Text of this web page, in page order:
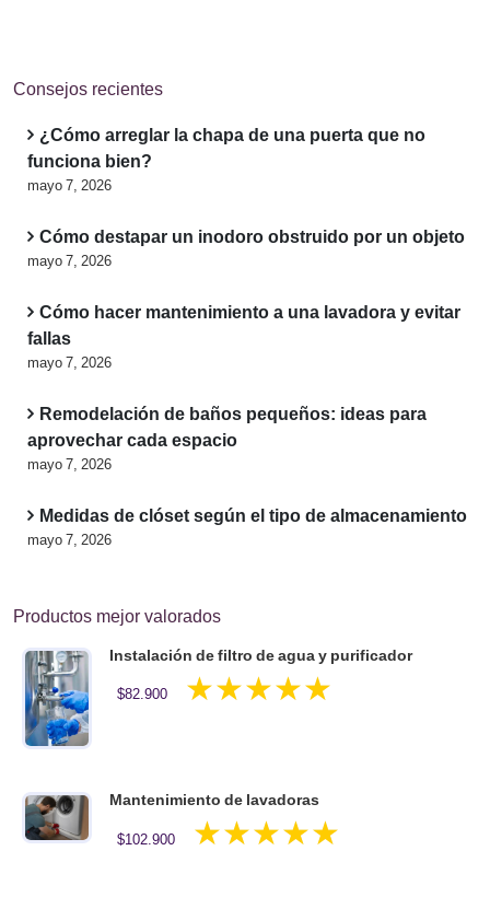
Consejos recientes
¿Cómo arreglar la chapa de una puerta que no
funciona bien?
mayo 7, 2026
Cómo destapar un inodoro obstruido por un objeto
mayo 7, 2026
Cómo hacer mantenimiento a una lavadora y evitar
fallas
mayo 7, 2026
Remodelación de baños pequeños: ideas para
aprovechar cada espacio
mayo 7, 2026
Medidas de clóset según el tipo de almacenamiento
mayo 7, 2026
Productos mejor valorados
Instalación de filtro de agua y purificador
$82.900
Valorado en
Mantenimiento de lavadoras
$102.900
Valorado en